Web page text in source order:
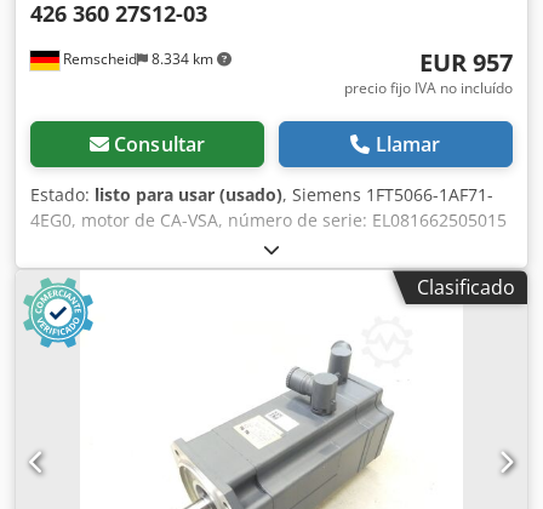
Remscheid 8.334 km
426 360 27S12-03
EUR 957
precio fijo IVA no incluído
Consultar Llamar
Estado: listo para usar (usado), Siemens 1FT5066-1AF71-
4EG0, motor de CA-VSA, número de serie: EL081662505015
+ ROD 426 360 27S12-03, usado, con evidentes signos de
uso, 100 % funcional, el alcance del suministro se
corresponde con las fotos. Crjdpfxei D Slie AngjfClasificado